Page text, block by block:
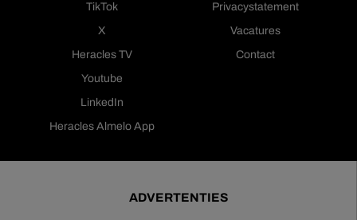
TikTok
X
Heracles TV
Youtube
LinkedIn
Heracles Almelo App
Privacystatement
Vacatures
Contact
ADVERTENTIES